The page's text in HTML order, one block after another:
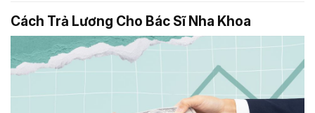
Cách Trả Lương Cho Bác Sĩ Nha Khoa